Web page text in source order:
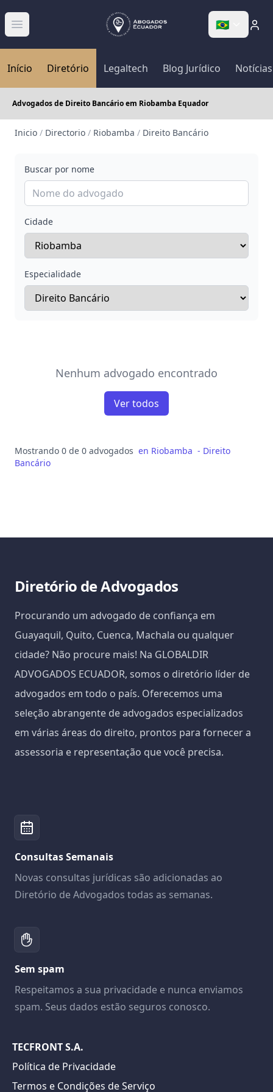
Abrir menú 🇧🇷
Início Diretório Legaltech Blog Jurídico Notícias
Advogados de Direito Bancário em Riobamba Equador
Inicio / Directorio / Riobamba / Direito Bancário
Buscar por nome
Cidade
Especialidade
Nenhum advogado encontrado
Ver todos
Mostrando 0 de 0 advogados en Riobamba - Direito
Bancário
Diretório de Advogados
Procurando um advogado de confiança em
Guayaquil, Quito, Cuenca, Machala ou qualquer
cidade? Não procure mais! Na GLOBALDIR
ADVOGADOS ECUADOR, somos o diretório líder de
advogados em todo o país. Oferecemos uma
seleção abrangente de advogados especializados
em várias áreas do direito, prontos para fornecer a
assessoria e representação que você precisa.
Consultas Semanais
Novas consultas jurídicas são adicionadas ao
Diretório de Advogados todas as semanas.
Sem spam
Respeitamos a sua privacidade e nunca enviamos
spam. Seus dados estão seguros conosco.
TECFRONT S.A.
Política de Privacidade
Termos e Condições de Serviço